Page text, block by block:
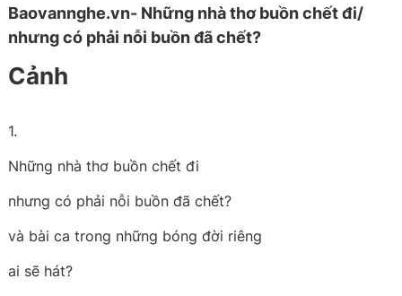
Baovannghe.vn- Những nhà thơ buồn chết đi/
nhưng có phải nỗi buồn đã chết?
Cảnh
1.
Những nhà thơ buồn chết đi
nhưng có phải nỗi buồn đã chết?
và bài ca trong những bóng đời riêng
ai sẽ hát?